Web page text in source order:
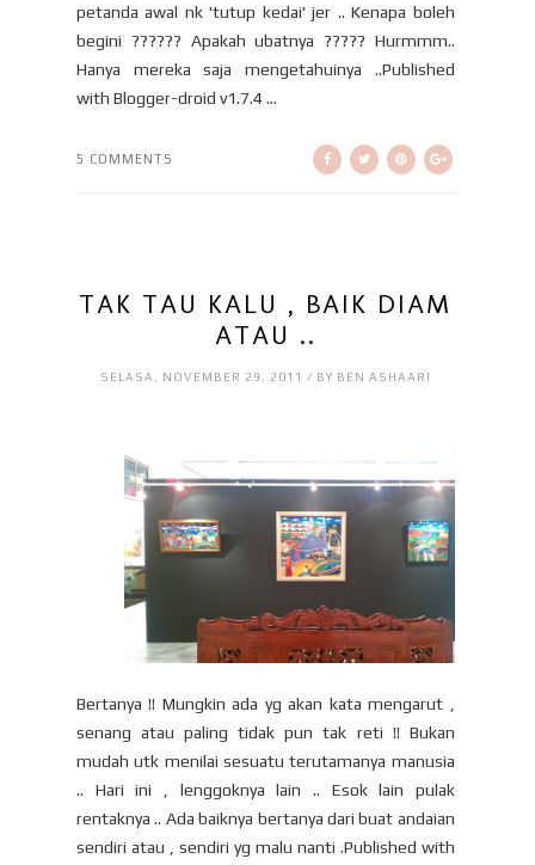
petanda awal nk 'tutup kedai' jer .. Kenapa boleh
begini ?????? Apakah ubatnya ????? Hurmmm..
Hanya mereka saja mengetahuinya ..Published
with Blogger-droid v1.7.4 ...
5 COMMENTS
TAK TAU KALU , BAIK DIAM
ATAU ..
SELASA, NOVEMBER 29, 2011 / BY BEN ASHAARI
Bertanya !! Mungkin ada yg akan kata mengarut ,
senang atau paling tidak pun tak reti !! Bukan
mudah utk menilai sesuatu terutamanya manusia
.. Hari ini , lenggoknya lain .. Esok lain pulak
rentaknya .. Ada baiknya bertanya dari buat andaian
sendiri atau , sendiri yg malu nanti .Published with